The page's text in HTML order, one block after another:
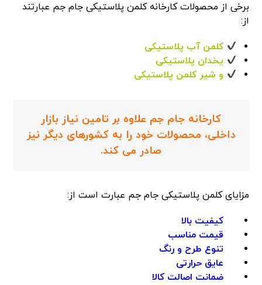
برخی از محصولات کارخانه کلمن پلاستیکی جام جم عبارتند
از:
کلمن آب پلاستیکی
یخدان پلاستیکی
و شیر کلمن پلاستیکی
کارخانه جام جم علاوه بر تامین نیاز بازار
داخلی، محصولات خود را به کشورهای دیگر نیز
صادر می کند.
مزایای کلمن پلاستیکی جام جم عبارت است از:
کیفیت بالا
قیمت مناسب
تنوع طرح و رنگ
عایق حرارتی
ضمانت اصالت کالا